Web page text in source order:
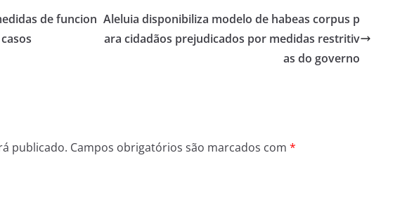
de funcion Aleluia disponibiliza modelo de habeas corpus p
ara cidadãos prejudicados por medidas restritiv
as do governo
publicado. Campos obrigatórios são marcados com *